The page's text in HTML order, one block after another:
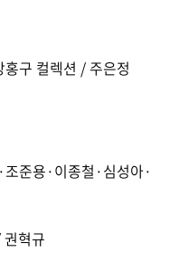
구 컬렉션 / 주은정
준용·이종철·심성아·
혁규